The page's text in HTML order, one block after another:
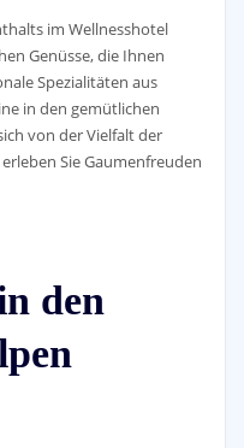
im Wellnesshotel
Genüsse, die Ihnen
Spezialitäten aus
in den gemütlichen
von der Vielfalt der
Sie Gaumenfreuden
den